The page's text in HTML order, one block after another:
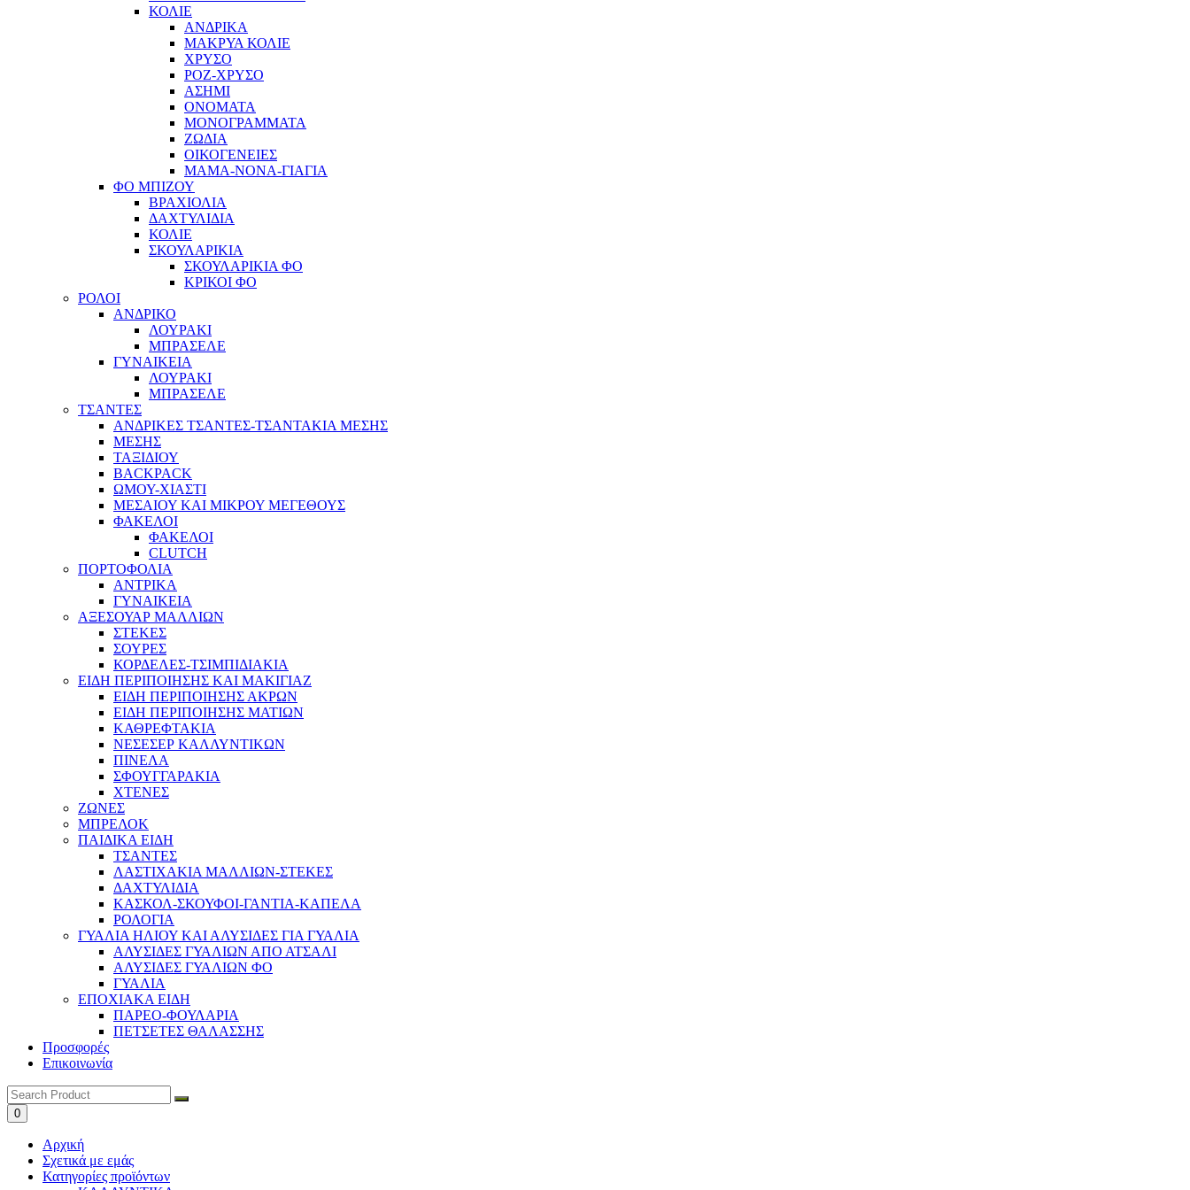
ΚΟΛΙΕ
ΑΝΔΡΙΚΑ
ΜΑΚΡΥΑ ΚΟΛΙΕ
ΧΡΥΣΟ
ΡΟΖ-ΧΡΥΣΟ
ΑΣΗΜΙ
ΟΝΟΜΑΤΑ
ΜΟΝΟΓΡΑΜΜΑΤΑ
ΖΩΔΙΑ
ΟΙΚΟΓΕΝΕΙΕΣ
ΜΑΜΑ-ΝΟΝΑ-ΓΙΑΓΙΑ
ΦΟ ΜΠΙΖΟΥ
ΒΡΑΧΙΟΛΙΑ
ΔΑΧΤΥΛΙΔΙΑ
ΚΟΛΙΕ
ΣΚΟΥΛΑΡΙΚΙΑ
ΣΚΟΥΛΑΡΙΚΙΑ ΦΟ
ΚΡΙΚΟΙ ΦΟ
ΡΟΛΟΙ
ΑΝΔΡΙΚΟ
ΛΟΥΡΑΚΙ
ΜΠΡΑΣΕΛΕ
ΓΥΝΑΙΚΕΙΑ
ΛΟΥΡΑΚΙ
ΜΠΡΑΣΕΛΕ
ΤΣΑΝΤΕΣ
ΑΝΔΡΙΚΕΣ ΤΣΑΝΤΕΣ-ΤΣΑΝΤΑΚΙΑ ΜΕΣΗΣ
ΜΕΣΗΣ
ΤΑΞΙΔΙΟΥ
BACKPACK
ΩΜΟΥ-ΧΙΑΣΤΙ
ΜΕΣΑΙΟΥ ΚΑΙ ΜΙΚΡΟΥ ΜΕΓΕΘΟΥΣ
ΦΑΚΕΛΟΙ
ΦΑΚΕΛΟΙ
CLUTCH
ΠΟΡΤΟΦΟΛΙΑ
ΑΝΤΡΙΚΑ
ΓΥΝΑΙΚΕΙΑ
ΑΞΕΣΟΥΑΡ ΜΑΛΛΙΩΝ
ΣΤΕΚΕΣ
ΣΟΥΡΕΣ
ΚΟΡΔΕΛΕΣ-ΤΣΙΜΠΙΔΙΑΚΙΑ
ΕΙΔΗ ΠΕΡΙΠΟΙΗΣΗΣ ΚΑΙ ΜΑΚΙΓΙΑΖ
ΕΙΔΗ ΠΕΡΙΠΟΙΗΣΗΣ ΑΚΡΩΝ
ΕΙΔΗ ΠΕΡΙΠΟΙΗΣΗΣ ΜΑΤΙΩΝ
ΚΑΘΡΕΦΤΑΚΙΑ
ΝΕΣΕΣΕΡ ΚΑΛΛΥΝΤΙΚΩΝ
ΠΙΝΕΛΑ
ΣΦΟΥΓΓΑΡΑΚΙΑ
ΧΤΕΝΕΣ
ΖΩΝΕΣ
ΜΠΡΕΛΟΚ
ΠΑΙΔΙΚΑ ΕΙΔΗ
ΤΣΑΝΤΕΣ
ΛΑΣΤΙΧΑΚΙΑ ΜΑΛΛΙΩΝ-ΣΤΕΚΕΣ
ΔΑΧΤΥΛΙΔΙΑ
ΚΑΣΚΟΛ-ΣΚΟΥΦΟΙ-ΓΑΝΤΙΑ-ΚΑΠΕΛΑ
ΡΟΛΟΓΙΑ
ΓΥΑΛΙΑ ΗΛΙΟΥ ΚΑΙ ΑΛΥΣΙΔΕΣ ΓΙΑ ΓΥΑΛΙΑ
ΑΛΥΣΙΔΕΣ ΓΥΑΛΙΩΝ ΑΠΟ ΑΤΣΑΛΙ
ΑΛΥΣΙΔΕΣ ΓΥΑΛΙΩΝ ΦΟ
ΓΥΑΛΙΑ
ΕΠΟΧΙΑΚΑ ΕΙΔΗ
ΠΑΡΕΟ-ΦΟΥΛΑΡΙΑ
ΠΕΤΣΕΤΕΣ ΘΑΛΑΣΣΗΣ
Προσφορές
Επικοινωνία
0
Αρχική
Σχετικά με εμάς
Κατηγορίες προϊόντων